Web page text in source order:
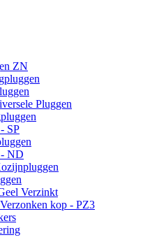
ZN
Pluggen
SP
- ND
Verzinkt
kop - PZ3